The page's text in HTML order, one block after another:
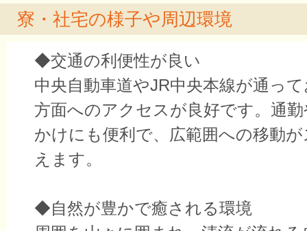
寮・社宅の様子や周辺環境
◆交通の利便性が良い
中央自動車道やJR中央本線が通っ
方面へのアクセスが良好です。通
かけにも便利で、広範囲への移動
えます。
◆自然が豊かで癒される環境